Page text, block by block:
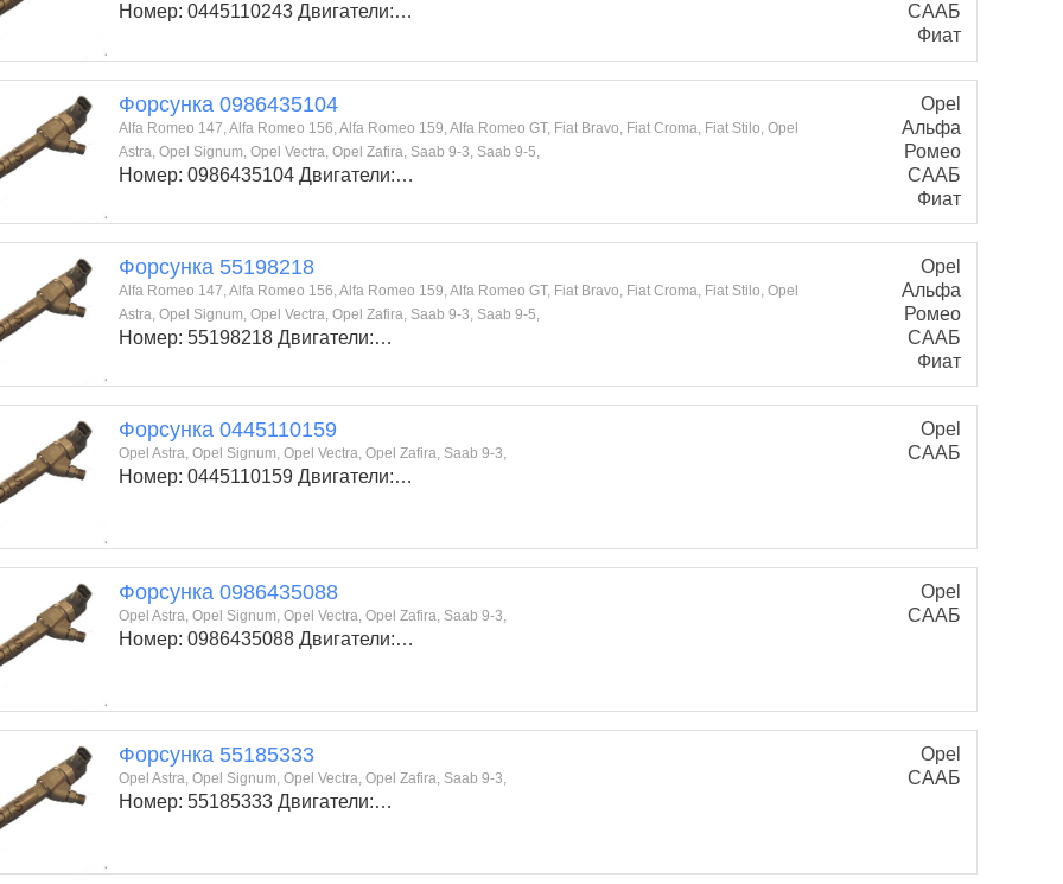
Номер: 0445110243 Двигатели:…
СААБ
Фиат
Форсунка 0986435104
Alfa Romeo 147, Alfa Romeo 156, Alfa Romeo 159, Alfa Romeo GT, Fiat Bravo, Fiat Croma, Fiat Stilo, Opel
Astra, Opel Signum, Opel Vectra, Opel Zafira, Saab 9-3, Saab 9-5,
Номер: 0986435104 Двигатели:…
Opel
Альфа
Ромео
СААБ
Фиат
Форсунка 55198218
Alfa Romeo 147, Alfa Romeo 156, Alfa Romeo 159, Alfa Romeo GT, Fiat Bravo, Fiat Croma, Fiat Stilo, Opel
Astra, Opel Signum, Opel Vectra, Opel Zafira, Saab 9-3, Saab 9-5,
Номер: 55198218 Двигатели:…
Opel
Альфа
Ромео
СААБ
Фиат
Форсунка 0445110159
Opel Astra, Opel Signum, Opel Vectra, Opel Zafira, Saab 9-3,
Номер: 0445110159 Двигатели:…
Opel
СААБ
Форсунка 0986435088
Opel Astra, Opel Signum, Opel Vectra, Opel Zafira, Saab 9-3,
Номер: 0986435088 Двигатели:…
Opel
СААБ
Форсунка 55185333
Opel Astra, Opel Signum, Opel Vectra, Opel Zafira, Saab 9-3,
Номер: 55185333 Двигатели:…
Opel
СААБ